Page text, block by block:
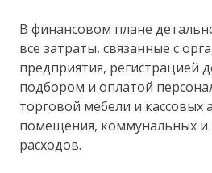
В финансовом плане
все затраты, связанные с
предприятия, регистрацией
подбором и оплатой
торговой мебели и кассовых
помещения, коммунальных и
расходов.